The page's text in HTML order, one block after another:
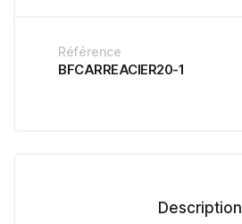
Référence
BFCARREACIER20-1
Description